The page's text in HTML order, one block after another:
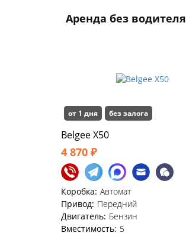
Аренда без водителя
от 1 дня без залога
Belgee X50
4 870 ₽
Коробка: Автомат
Привод: Передний
Двигатель: Бензин
Вместимость: 5